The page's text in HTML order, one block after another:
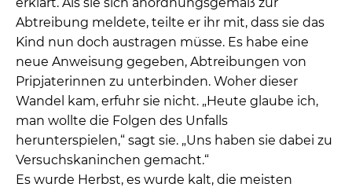
Abtreibung meldete, teilte er ihr mit, dass sie das
Kind nun doch austragen müsse. Es habe eine
neue Anweisung gegeben, Abtreibungen von
Pripjaterinnen zu unterbinden. Woher dieser
Wandel kam, erfuhr sie nicht. „Heute glaube ich,
man wollte die Folgen des Unfalls
herunterspielen,“ sagt sie. „Uns haben sie dabei zu
Versuchskaninchen gemacht.“
Es wurde Herbst, es wurde kalt, die meisten